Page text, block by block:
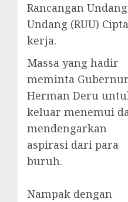
Rancangan
Undang (RUU) Cipta
kerja.
Massa yang hadir
meminta Gubernur
Herman Deru
keluar menemui
mendengarkan
aspirasi dari para
buruh.
Nampak dengan